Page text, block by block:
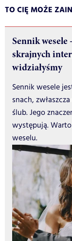
TO CIĘ MOŻE
Sennik wesele
skrajnych
widziałyśmy
Sennik wesele
snach,
ślub. Jego
występują.
weselu.